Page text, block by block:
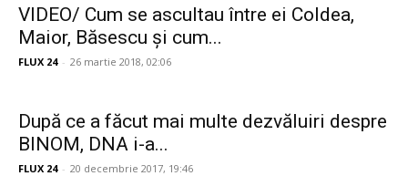
VIDEO/ Cum se ascultau între ei Coldea,
Maior, Băsescu și cum...
FLUX 24 - 26 martie 2018, 02:06
După ce a făcut mai multe dezvăluiri despre
BINOM, DNA i-a...
FLUX 24 - 20 decembrie 2017, 19:46